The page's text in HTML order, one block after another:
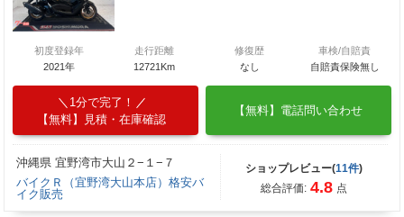
初度登録年
2021年
走行距離
12721Km
修復歴
なし
車検/自賠責
自賠責保険無し
1分で完了！
【無料】見積・在庫確認
【無料】電話問い合わせ
沖縄県 宜野湾市大山２−１−７
バイクＲ（宜野湾大山本店）格安バ
イク販売
ショップレビュー(11件)
総合評価: 4.8 点